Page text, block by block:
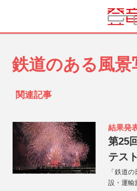
鉄道のある風景
関連記事
結果発
第25
テスト
「鉄道
設・運輸